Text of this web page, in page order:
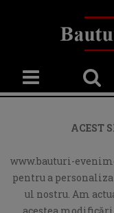
ACEST
www.bauturi-
pentru a
ul nostru. Am